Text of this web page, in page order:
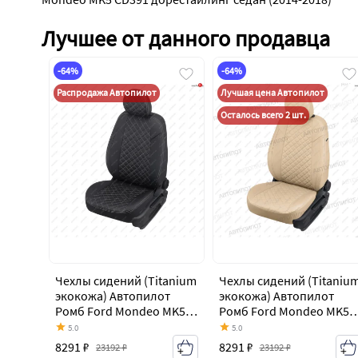
Лучшее от данного продавца
-64%
Распродажа Автопилот
Чехлы сидений (Titanium
экокожа) Автопилот
Ромб Ford Mondeo MK5
CD391 дорестайлинг
седан (2014-2018)
5.0
8291 ₽ 23192 ₽
-64%
Лучшая цена Автопилот
Осталось всего 2 шт.
Чехлы сидений
экокожа) Автопилот
Ромб Ford Mondeo MK5
CD391 дорестайлинг
седан (2014-2018)
5.0
8291 ₽ 23192 ₽